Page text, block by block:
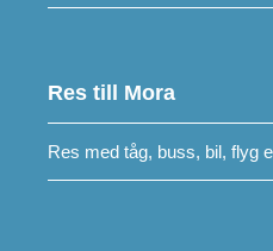
Res till Mora
Res med tåg, buss, bil, flyg